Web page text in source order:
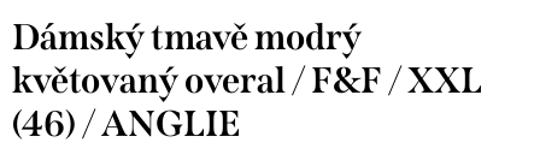
Dámský tmavě modrý
květovaný overal / F&F / XXL
(46) / ANGLIE